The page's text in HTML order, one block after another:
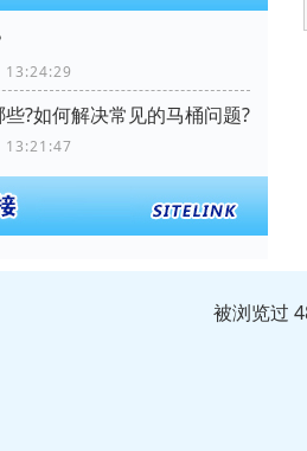
?如何解决常见的马桶问题?
13:21:47
被浏览过